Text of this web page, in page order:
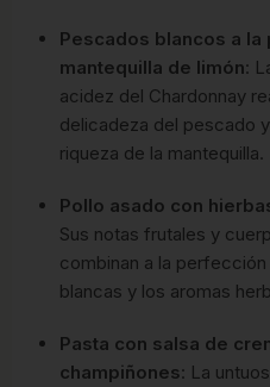
Pescados blancos a la
mantequilla de limón:
acidez del Chardonnay
delicadeza del pescado
riqueza de la mantequilla.
Pollo asado con
Sus notas frutales y
combinan a la
blancas y los aromas
Pasta con salsa de
champiñones: La